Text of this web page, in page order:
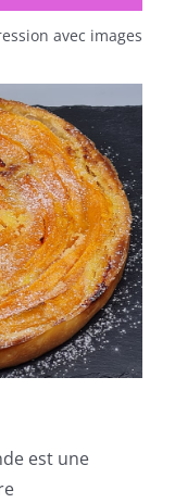
avec images
est une